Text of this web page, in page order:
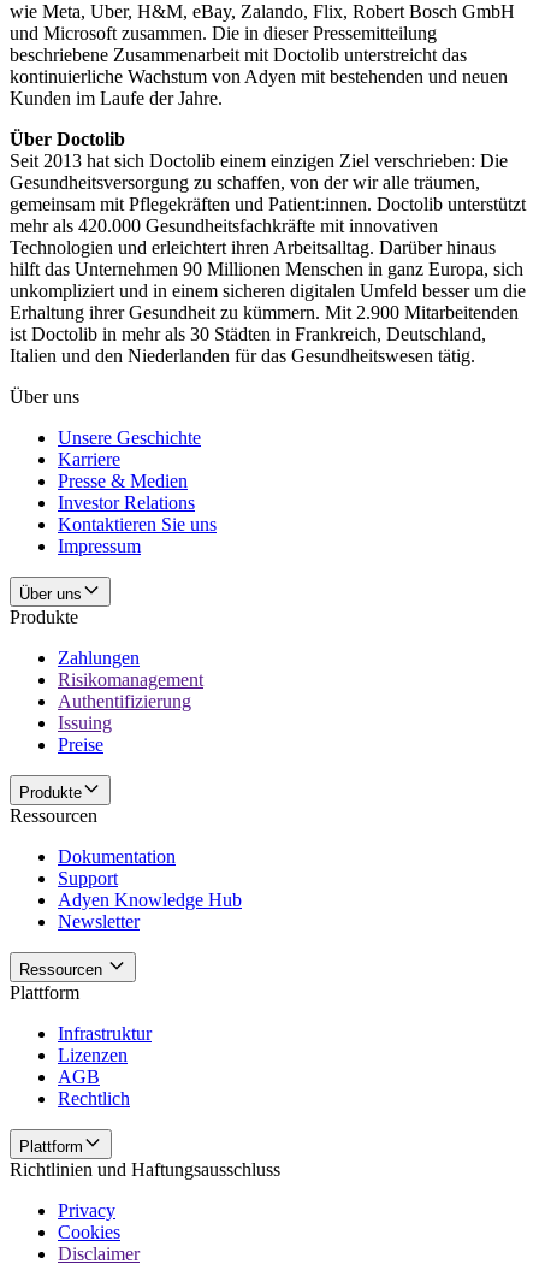
wie Meta, Uber, H&M, eBay, Zalando, Flix, Robert Bosch GmbH
und Microsoft zusammen. Die in dieser Pressemitteilung
beschriebene Zusammenarbeit mit Doctolib unterstreicht das
kontinuierliche Wachstum von Adyen mit bestehenden und neuen
Kunden im Laufe der Jahre.
Seit 2013 hat sich Doctolib einem einzigen Ziel verschrieben: Die
Gesundheitsversorgung zu schaffen, von der wir alle träumen,
gemeinsam mit Pflegekräften und Patient:innen. Doctolib unterstützt
mehr als 420.000 Gesundheitsfachkräfte mit innovativen
Technologien und erleichtert ihren Arbeitsalltag. Darüber hinaus
hilft das Unternehmen 90 Millionen Menschen in ganz Europa, sich
unkompliziert und in einem sicheren digitalen Umfeld besser um die
Erhaltung ihrer Gesundheit zu kümmern. Mit 2.900 Mitarbeitenden
ist Doctolib in mehr als 30 Städten in Frankreich, Deutschland,
Italien und den Niederlanden für das Gesundheitswesen tätig.
Über uns
Unsere Geschichte
Karriere
Presse & Medien
Investor Relations
Kontaktieren Sie uns
Impressum
Über uns
Produkte
Zahlungen
Risikomanagement
Authentifizierung
Issuing
Preise
Produkte
Ressourcen
Dokumentation
Support
Adyen Knowledge Hub
Newsletter
Ressourcen
Plattform
Infrastruktur
Lizenzen
AGB
Rechtlich
Plattform
Richtlinien und Haftungsausschluss
Privacy
Cookies
Disclaimer